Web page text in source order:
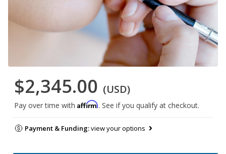
$2,345.00 (USD)
Pay over time with Affirm. See if you qualify at checkout.
Payment & Funding:view your options